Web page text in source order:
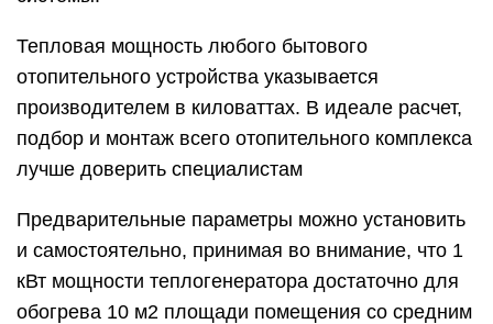
Тепловая мощность любого бытового
отопительного устройства указывается
производителем в киловаттах. В идеале расчет,
подбор и монтаж всего отопительного комплекса
лучше доверить специалистам
Предварительные параметры можно установить
и самостоятельно, принимая во внимание, что 1
кВт мощности теплогенератора достаточно для
обогрева 10 м2 площади помещения со средним